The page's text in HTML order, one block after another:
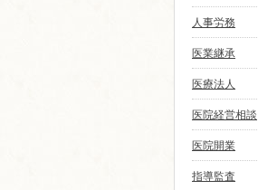
人事労務
医業継承
医療法人
医院経営相談
医院開業
指導監査